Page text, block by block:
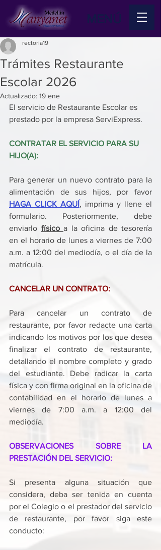
MENÚ
Trámites Restaurante
Escolar 2026
rectoria19
Actualizado: 19 ene
El servicio de Restaurante Escolar es
prestado por la empresa ServiExpress.
CONTRATAR EL SERVICIO PARA SU
HIJO(A):
Para generar un nuevo contrato para la
HAGA CLICK AQUÍ, imprima y llene el
formulario. Posteriormente, debe
enviarlo físico a la oficina de tesorería
en el horario de lunes a viernes de 7:00
a.m. a 12:00 del mediodía, o el día de la
matrícula.
CANCELAR UN CONTRATO:
Para cancelar un contrato de
restaurante, por favor redacte una carta
indicando los motivos por los que desea
finalizar el contrato de restaurante,
detallando el nombre completo y grado
del estudiante. Debe radicar la carta
física y con firma original en la oficina de
contabilidad en el horario de lunes a
viernes de 7:00 a.m. a 12:00 del
mediodía.
OBSERVACIONES SOBRE LA
PRESTACIÓN DEL SERVICIO:
Si presenta alguna situación que
considera, deba ser tenida en cuenta
por el Colegio o el prestador del servicio
de restaurante, por favor siga este
conducto: